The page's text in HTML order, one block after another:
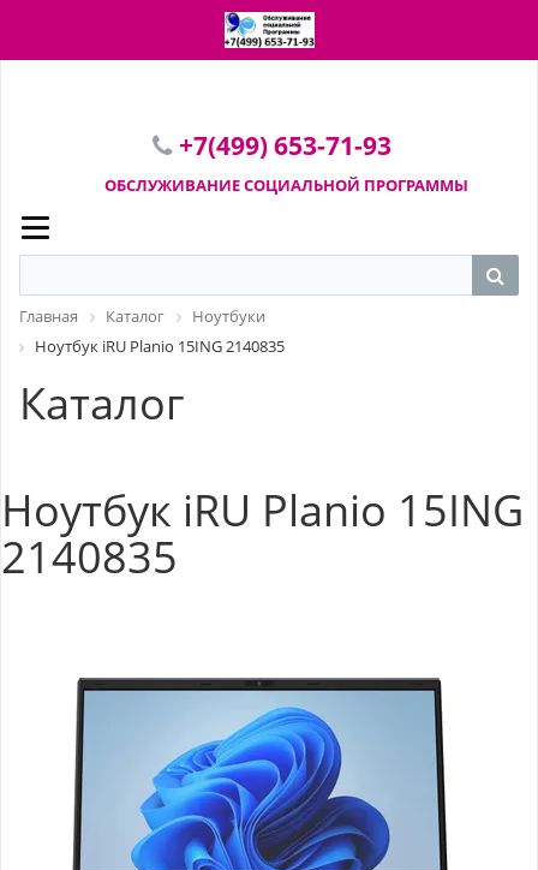
ПЕРЕЙТИ В КОРЗИНУ
+7(499) 653-71-93
ОБСЛУЖИВАНИЕ СОЦИАЛЬНОЙ ПРОГРАММЫ
Главная Каталог
Ноутбуки
Ноутбук iRU Planio 15ING 2140835
Каталог
Ноутбук iRU Planio 15ING
2140835